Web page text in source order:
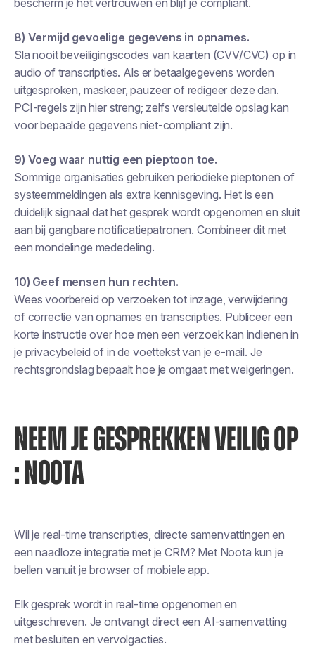
bescherm je het vertrouwen en blijf je compliant.
8) Vermijd gevoelige gegevens in opnames.
Sla nooit beveiligingscodes van kaarten (CVV/CVC) op in
audio of transcripties. Als er betaalgegevens worden
uitgesproken, maskeer, pauzeer of redigeer deze dan.
PCI-regels zijn hier streng; zelfs versleutelde opslag kan
voor bepaalde gegevens niet-compliant zijn.
9) Voeg waar nuttig een pieptoon toe.
Sommige organisaties gebruiken periodieke pieptonen of
systeemmeldingen als extra kennisgeving. Het is een
duidelijk signaal dat het gesprek wordt opgenomen en sluit
aan bij gangbare notificatiepatronen. Combineer dit met
een mondelinge mededeling.
10) Geef mensen hun rechten.
Wees voorbereid op verzoeken tot inzage, verwijdering
of correctie van opnames en transcripties. Publiceer een
korte instructie over hoe men een verzoek kan indienen in
je privacybeleid of in de voettekst van je e-mail. Je
rechtsgrondslag bepaalt hoe je omgaat met weigeringen.
NEEM JE GESPREKKEN VEILIG OP
: NOOTA
Wil je real-time transcripties, directe samenvattingen en
een naadloze integratie met je CRM? Met Noota kun je
bellen vanuit je browser of mobiele app.
Elk gesprek wordt in real-time opgenomen en
uitgeschreven. Je ontvangt direct een AI-samenvatting
met besluiten en vervolgacties.